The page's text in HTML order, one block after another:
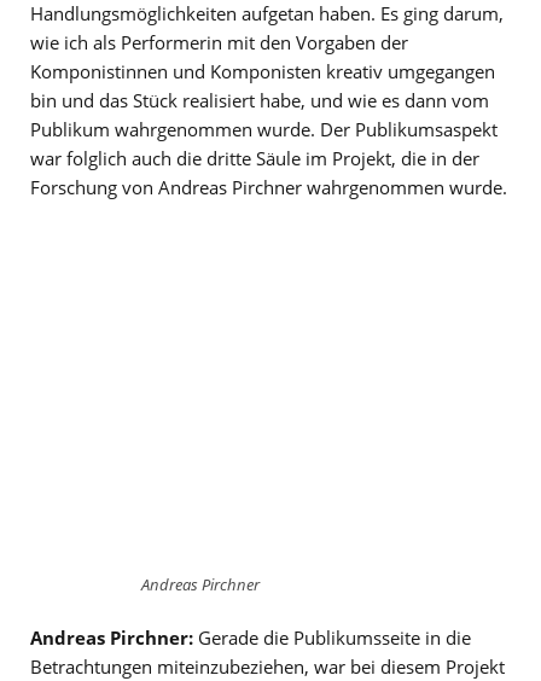
Handlungsmöglichkeiten aufgetan haben. Es ging darum,
wie ich als Performerin mit den Vorgaben der
Komponistinnen und Komponisten kreativ umgegangen
bin und das Stück realisiert habe, und wie es dann vom
Publikum wahrgenommen wurde. Der Publikumsaspekt
war folglich auch die dritte Säule im Projekt, die in der
Forschung von Andreas Pirchner wahrgenommen wurde.
Andreas Pirchner
Andreas Pirchner: Gerade die Publikumsseite in die
Betrachtungen miteinzubeziehen, war bei diesem Projekt